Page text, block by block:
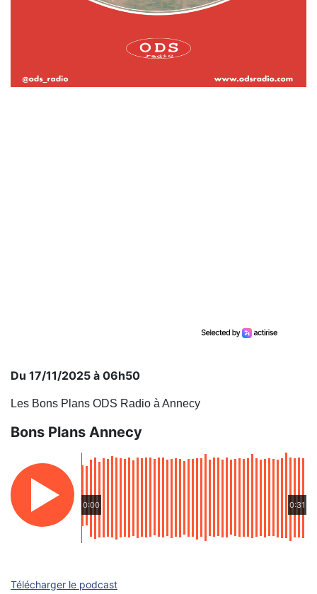
Du 17/11/2025 à 06h50
Les Bons Plans ODS Radio à Annecy
Bons Plans Annecy
0:00 0:31
Télécharger le podcast